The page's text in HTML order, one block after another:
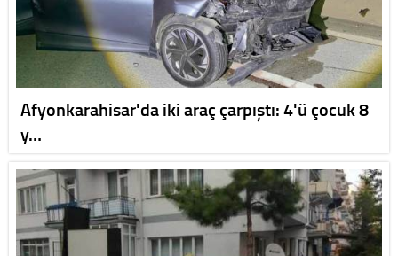
Afyonkarahisar'da iki araç çarpıştı: 4'ü çocuk 8
y…